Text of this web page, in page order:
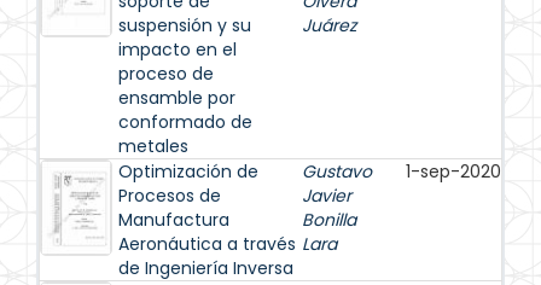
suspensión y su
impacto en el
proceso de
ensamble por
conformado de
metales
Juárez
Optimización de
Procesos de
Manufactura
Aeronáutica a través
de Ingeniería Inversa
Gustavo
Javier
Bonilla
Lara
1-sep-2020